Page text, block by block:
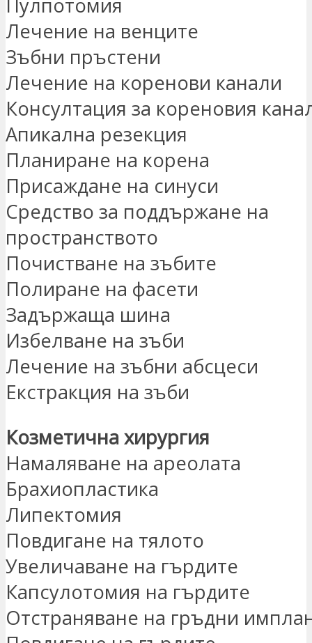
Пулпотомия
Лечение на венците
Зъбни пръстени
Лечение на коренови канали
Консултация за кореновия
Апикална резекция
Планиране на корена
Присаждане на синуси
Средство за поддържане на
пространството
Почистване на зъбите
Полиране на фасети
Задържаща шина
Избелване на зъби
Лечение на зъбни абсцеси
Екстракция на зъби
Козметична хирургия
Намаляване на ареолата
Брахиопластика
Липектомия
Повдигане на тялото
Увеличаване на гърдите
Капсулотомия на гърдите
Отстраняване на гръдни